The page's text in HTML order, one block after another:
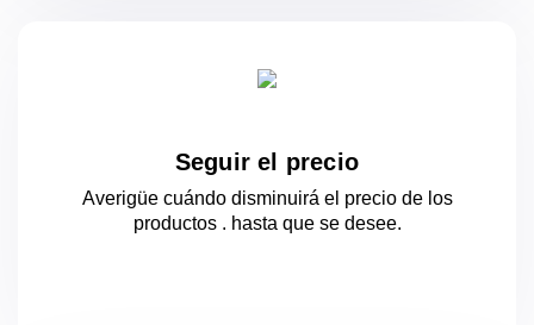
Seguir el precio
Averigüe cuándo disminuirá el precio de los
productos . hasta que se desee.